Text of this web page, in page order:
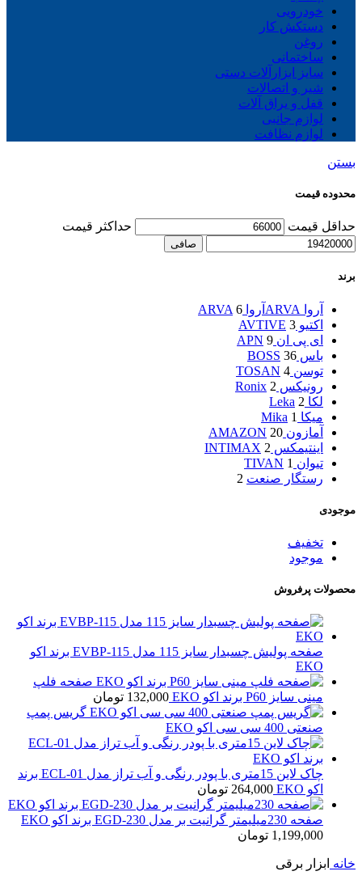
خودرویی
دستکش کار
روغن
ساختمانی
سایز ابزارآلات دستی
شیر و اتصالات
قفل و یراق آلات
لوازم جانبی
لوازم نظافت
بستن
محدوده قیمت
حداقل قیمت حداكثر قيمت
صافی
برند
آروا ARVA آروا ARVA 6
اکتیو AVTIVE 3
ای پی ان APN 9
باس BOSS 36
توسن TOSAN 4
رونیکس Ronix 2
لکا Leka 2
میکا Mika 1
آمازون AMAZON 20
اینتیمکس INTIMAX 2
تیوان TIVAN 1
رستگار صنعت 2
موجودی
تخفیف
موجود
محصولات پرفروش
صفحه پولیش چسبدار سایز 115 مدل EVBP-115 برند اکو
EKO
صفحه فلپ
مینی سایز P60 برند اکو EKO
132,000 تومان
گریس پمپ
صنعتی 400 سی سی اکو EKO
چاک لاین 15متری با پودر رنگی و آب تراز مدل ECL-01 برند
اکو EKO
264,000 تومان
صفحه 230میلیمتر گرانیت بر مدل EGD-230 برند اکو EKO
1,199,000 تومان
خانه ابزار برقی